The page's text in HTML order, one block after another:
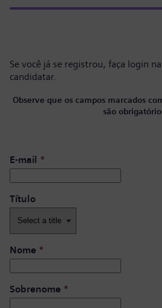
Se você já se registrou, faça login
candidatar.
Observe que os campos marcados
são
E-mail *
Título
Nome *
Sobrenome *